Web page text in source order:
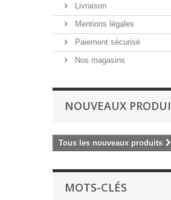
Livraison
Mentions légales
Paiement sécurisé
Nos magasins
NOUVEAUX
Tous les nouveaux produits
MOTS-CLÉS